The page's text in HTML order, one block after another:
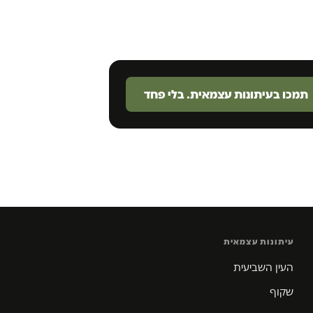
תמכו בעיתונות עצמאית. בלי פחד
עיתונות עצמאית
העין השביעית
שקוף